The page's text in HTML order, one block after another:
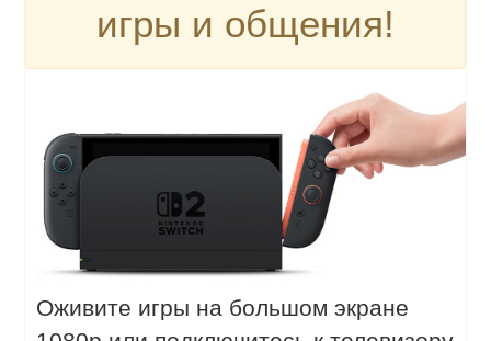
игры и общения!
Оживите игры на большом экране